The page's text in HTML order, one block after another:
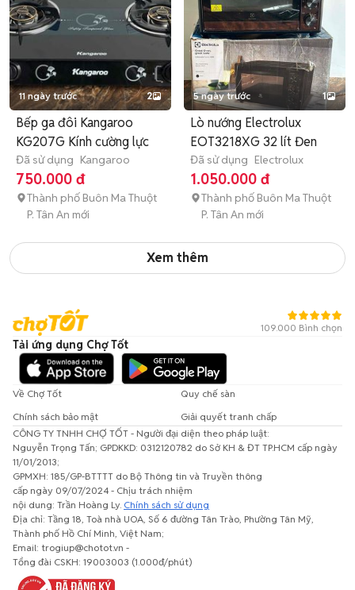
11 ngày trước 2
Bếp ga đôi Kangaroo
KG207G Kính cường lực
Đã sử dụng Kangaroo
750.000 đ
Thành phố Buôn Ma Thuột
P. Tân An mới
5 ngày trước 1
Lò nướng Electrolux
EOT3218XG 32 lít Đen
Đã sử dụng Electrolux
1.050.000 đ
Thành phố Buôn Ma Thuột
P. Tân An mới
Xem thêm
109.000 Bình chọn
Tải ứng dụng Chợ Tốt
Về Chợ Tốt
Quy chế sàn
Chính sách bảo mật
Giải quyết tranh chấp
CÔNG TY TNHH CHỢ TỐT - Người đại diện theo pháp luật:
Nguyễn Trọng Tấn; GPDKKD: 0312120782 do Sở KH & ĐT TP.HCM cấp ngày
11/01/2013;
GPMXH: 185/GP-BTTTT do Bộ Thông tin và Truyền thông
cấp ngày 09/07/2024 - Chịu trách nhiệm
nội dung: Trần Hoàng Ly. Chính sách sử dụng
Địa chỉ: Tầng 18, Toà nhà UOA, Số 6 đường Tân Trào, Phường Tân Mỹ,
Thành phố Hồ Chí Minh, Việt Nam;
Email: trogiup@chotot.vn -
Tổng đài CSKH: 19003003 (1.000đ/phút)